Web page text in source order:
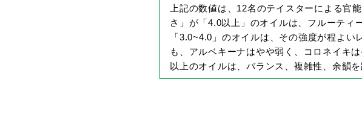
上記の数値は、12名のテイスターによる官
さ」が「4.0以上」のオイルは、フルーティ
「3.0~4.0」のオイルは、その強度が程よ
も、アルベキーナはやや弱く、コロネイキ
以上のオイルは、バランス、複雑性、余韻